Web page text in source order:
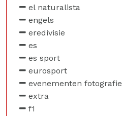
el naturalista
engels
eredivisie
es
es sport
eurosport
evenementen fotografie
extra
f1